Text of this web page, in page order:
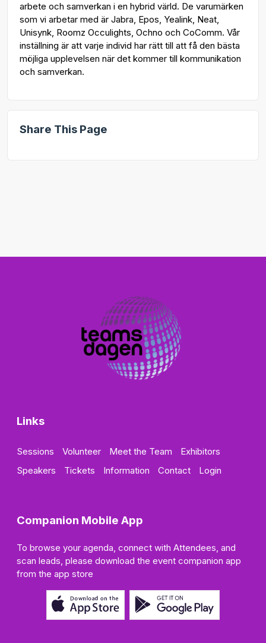
arbete och samverkan i en hybrid värld. De varumärken
som vi arbetar med är Jabra, Epos, Yealink, Neat,
Unisynk, Roomz Occulights, Ochno och CoComm. Vår
inställning är att varje individ har rätt till att få den bästa
möjliga upplevelsen när det kommer till kommunikation
och samverkan.
Share This Page
Links
Sessions Volunteer Meet the Team
Exhibitors
Speakers
Tickets Information Contact Login
Companion Mobile App
To browse your agenda, connect with Attendees, and
scan leads, please download the event companion app
from the app store